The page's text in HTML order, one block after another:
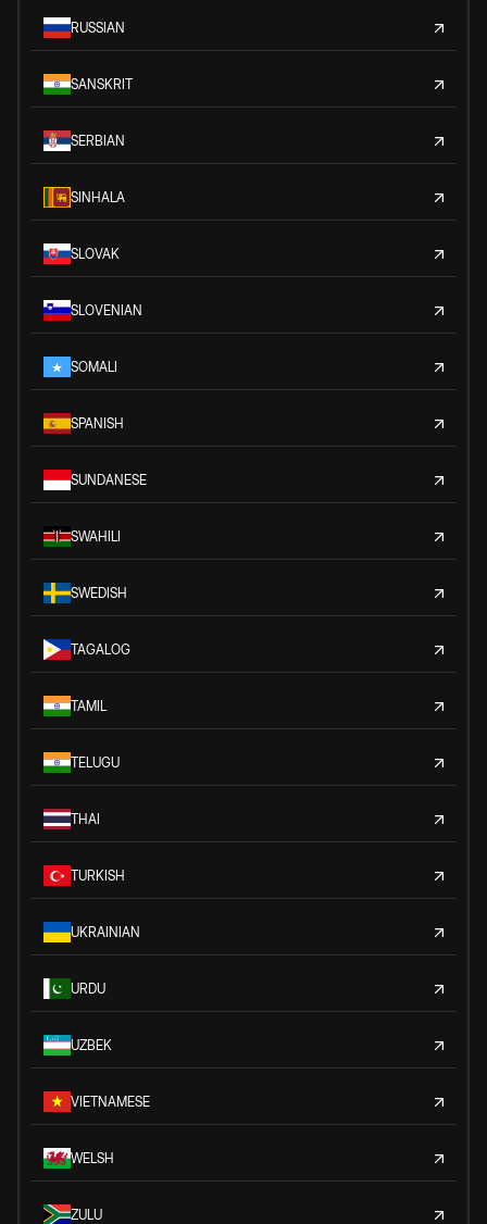
RUSSIAN
SANSKRIT
SERBIAN
SINHALA
SLOVAK
SLOVENIAN
SOMALI
SPANISH
SUNDANESE
SWAHILI
SWEDISH
TAGALOG
TAMIL
TELUGU
THAI
TURKISH
UKRAINIAN
URDU
UZBEK
VIETNAMESE
WELSH
ZULU